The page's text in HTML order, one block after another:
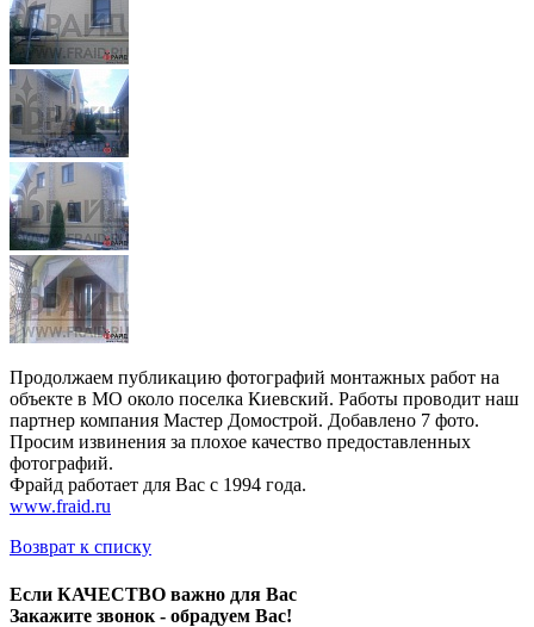
Продолжаем публикацию фотографий монтажных работ на
объекте в МО около поселка Киевский. Работы проводит наш
партнер компания Мастер Домострой. Добавлено 7 фото.
Просим извинения за плохое качество предоставленных
фотографий.
Фрайд работает для Вас с 1994 года.
www.fraid.ru
Возврат к списку
Если КАЧЕСТВО важно для Вас
Закажите звонок - обрадуем Вас!